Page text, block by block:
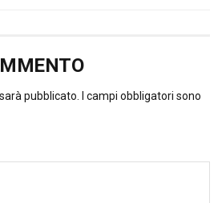
pubblicato.
I campi obbligatori sono